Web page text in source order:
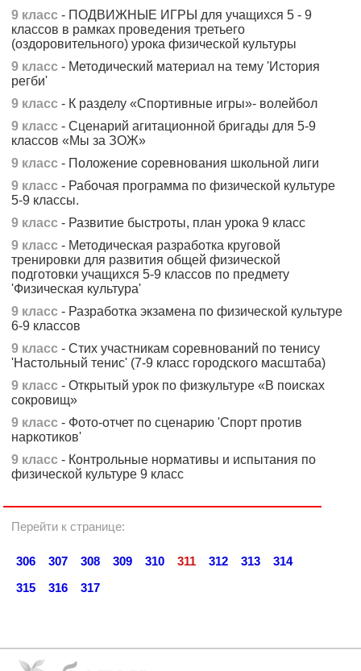
9 класс - ПОДВИЖНЫЕ ИГРЫ для учащихся 5 - 9
классов в рамках проведения третьего
(оздоровительного) урока физической культуры
9 класс - Методический материал на тему 'История
регби'
9 класс - К разделу «Спортивные игры»- волейбол
9 класс - Сценарий агитационной бригады для 5-9
классов «Мы за ЗОЖ»
9 класс - Положение соревнования школьной лиги
9 класс - Рабочая программа по физической культуре
5-9 классы.
9 класс - Развитие быстроты, план урока 9 класс
9 класс - Методическая разработка круговой
тренировки для развития общей физической
подготовки учащихся 5-9 классов по предмету
'Физическая культура'
9 класс - Разработка экзамена по физической культуре
6-9 классов
9 класс - Стих участникам соревнований по тенису
'Настольный тенис' (7-9 класс городского масштаба)
9 класс - Открытый урок по физкультуре «В поисках
сокровищ»
9 класс - Фото-отчет по сценарию 'Спорт против
наркотиков'
9 класс - Контрольные нормативы и испытания по
физической культуре 9 класс
Перейти к странице:
306 307 308 309 310 311 312 313
314
315
316 317